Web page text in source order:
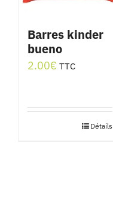
Barres kinder
bueno
2.00€ TTC
Détails